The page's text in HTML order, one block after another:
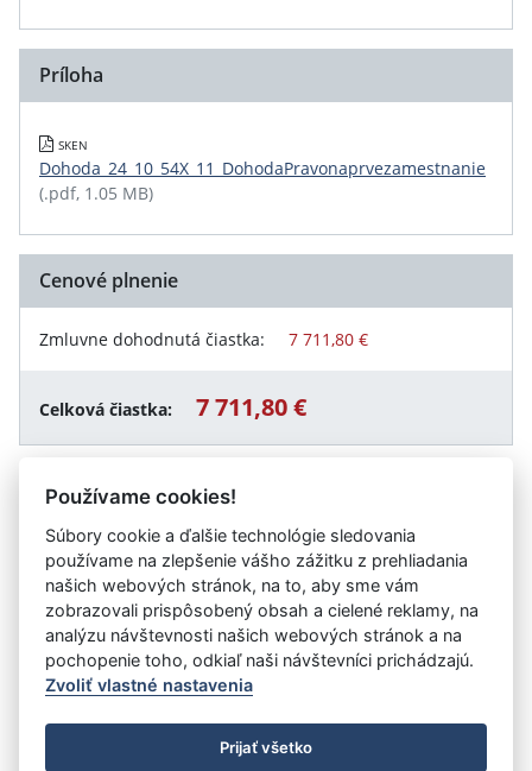
Príloha
SKEN
Dohoda_24_10_54X_11_DohodaPravonaprvezamestnanie
(.pdf, 1.05 MB)
Cenové plnenie
Zmluvne dohodnutá čiastka: 7 711,80 €
Celková čiastka: 7 711,80 €
Vystavil:Úrad práce, sociálnych vecí a rodiny Nové
Mesto nad Váhom
Úrad vlády SR
- Všetky práva vyhradené
Prehlásenie o prístupnosti
Zmluvy do 31.12.2010
Používame cookies!
Súbory cookie a ďalšie technológie sledovania
používame na zlepšenie vášho zážitku z prehliadania
našich webových stránok, na to, aby sme vám
zobrazovali prispôsobený obsah a cielené reklamy, na
analýzu návštevnosti našich webových stránok a na
pochopenie toho, odkiaľ naši návštevníci prichádzajú.
Zvoliť vlastné nastavenia
Prijať všetko